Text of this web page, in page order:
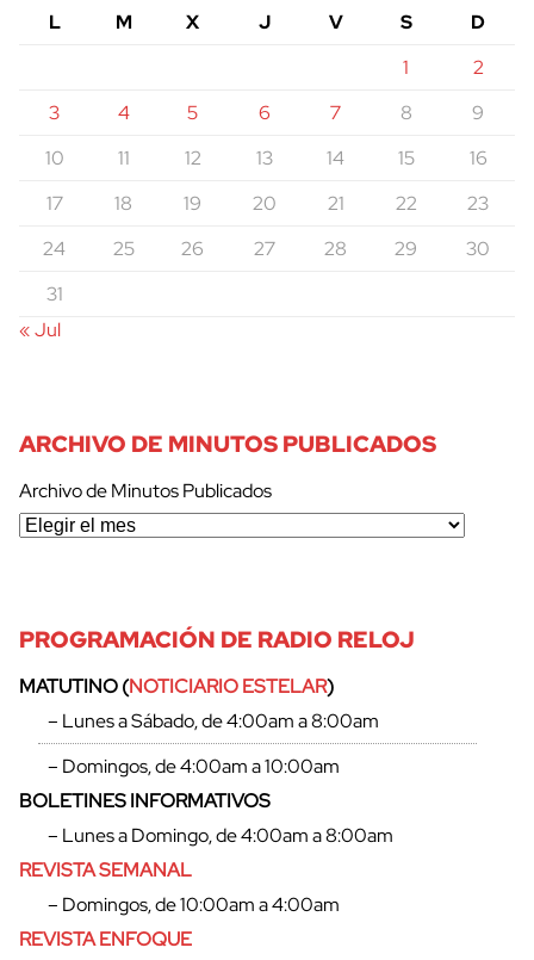
cerrar
L
M X J V S
D
1
2
3
4 5 6 7 8
9
10
11 12 13 14 15
16
17
18 19 20 21 22
23
24
25 26 27 28 29
30
31
« Jul
ARCHIVO DE MINUTOS PUBLICADOS
Archivo de Minutos Publicados
PROGRAMACIÓN DE RADIO RELOJ
MATUTINO (NOTICIARIO ESTELAR)
– Lunes a Sábado, de 4:00am a 8:00am
– Domingos, de 4:00am a 10:00am
BOLETINES INFORMATIVOS
– Lunes a Domingo, de 4:00am a 8:00am
REVISTA SEMANAL
– Domingos, de 10:00am a 4:00am
REVISTA ENFOQUE